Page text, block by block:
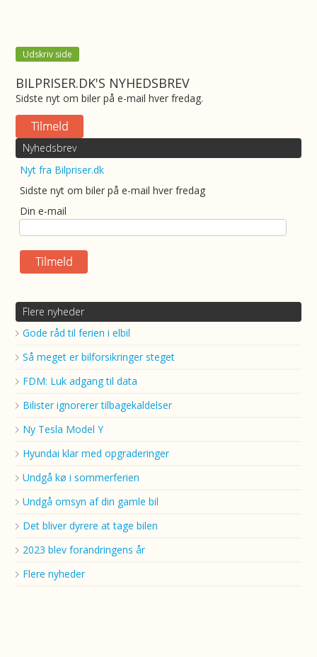
Udskriv side
BILPRISER.DK'S NYHEDSBREV
Sidste nyt om biler på e-mail hver fredag.
Nyhedsbrev
Nyt fra Bilpriser.dk
Sidste nyt om biler på e-mail hver fredag
Din e-mail
Flere nyheder
Gode råd til ferien i elbil
Så meget er bilforsikringer steget
FDM: Luk adgang til data
Bilister ignorerer tilbagekaldelser
Ny Tesla Model Y
Hyundai klar med opgraderinger
Undgå kø i sommerferien
Undgå omsyn af din gamle bil
Det bliver dyrere at tage bilen
2023 blev forandringens år
Flere nyheder